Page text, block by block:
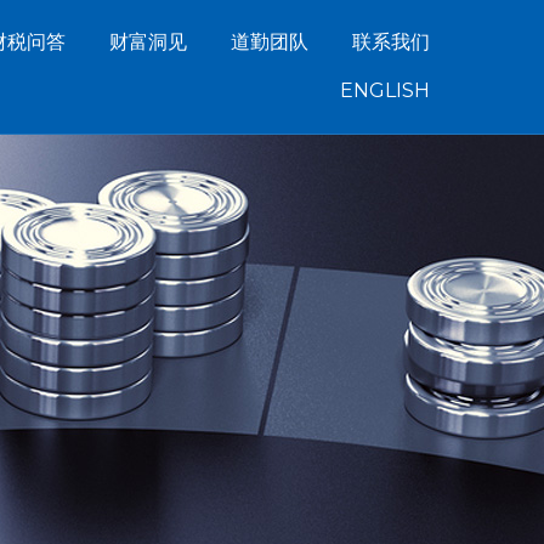
税问答 财富洞见 道勤团队 联系我们
ENGLISH